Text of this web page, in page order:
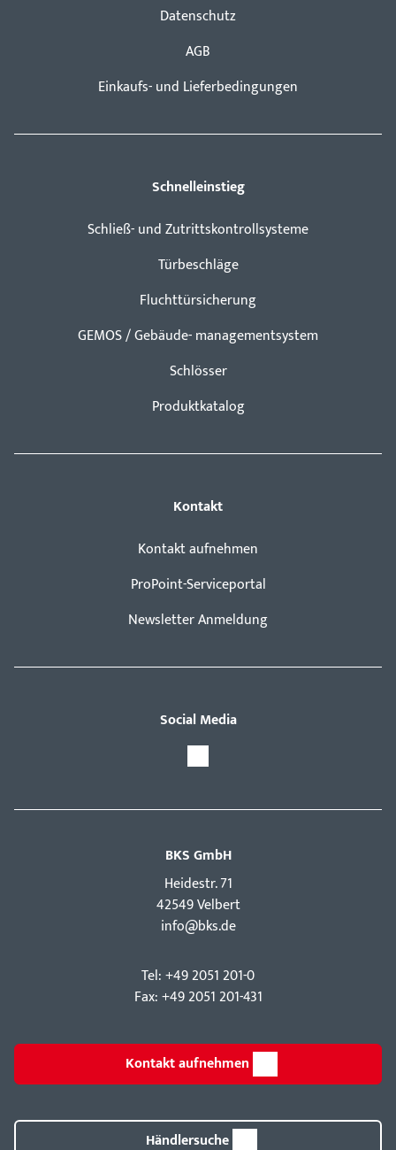
Datenschutz
AGB
Einkaufs- und Lieferbedingungen
Schnelleinstieg
Schließ- und Zutrittskontrollsysteme
Türbeschläge
Fluchttürsicherung
GEMOS / Gebäude- managementsystem
Schlösser
Produktkatalog
Kontakt
Kontakt aufnehmen
ProPoint-Serviceportal
Newsletter Anmeldung
Social Media
BKS GmbH
Hei­destr. 71
42549 Velbert
info@bks.de
Tel: +49 2051 201-0
Fax: +49 2051 201-431
Kontakt aufnehmen
Händlersuche